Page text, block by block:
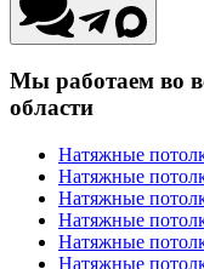
Мы работаем во
области
Натяжные
Натяжные
Натяжные
Натяжные
Натяжные
Натяжные